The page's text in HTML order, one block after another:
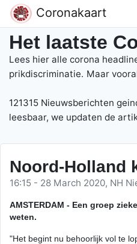
Coronakaart
Het laatste
Lees hier alle corona
prikdiscriminatie. Maar
121315 Nieuwsberichten
leesbaar, we updaten de
Noord-Holland
16:15 - 28 March 2020, NH
AMSTERDAM - Een groep
weten.
"Het begint nu behoorlijk vol te